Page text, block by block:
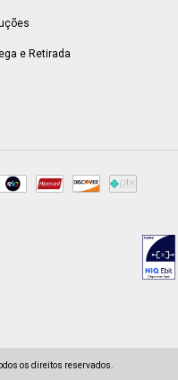
e Retirada
os direitos reservados.